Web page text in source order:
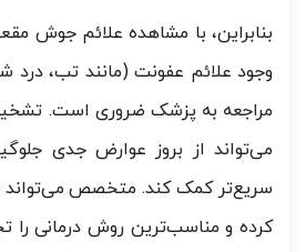
بنابراین، با مشاهده علائم جوش
وجود علائم عفونت (مانند تب، درد
مراجعه به پزشک ضروری است.
می‌تواند از بروز عوارض جدی
سریع‌تر کمک کند. متخصص
کرده و مناسب‌ترین روش درمانی را